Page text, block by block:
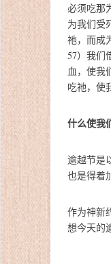
必须吃那
为我们受
祂，而成
57）我们
血，使我
吃祂，使
什么使我
逾越节是
也是得着
作为神新
想今天的